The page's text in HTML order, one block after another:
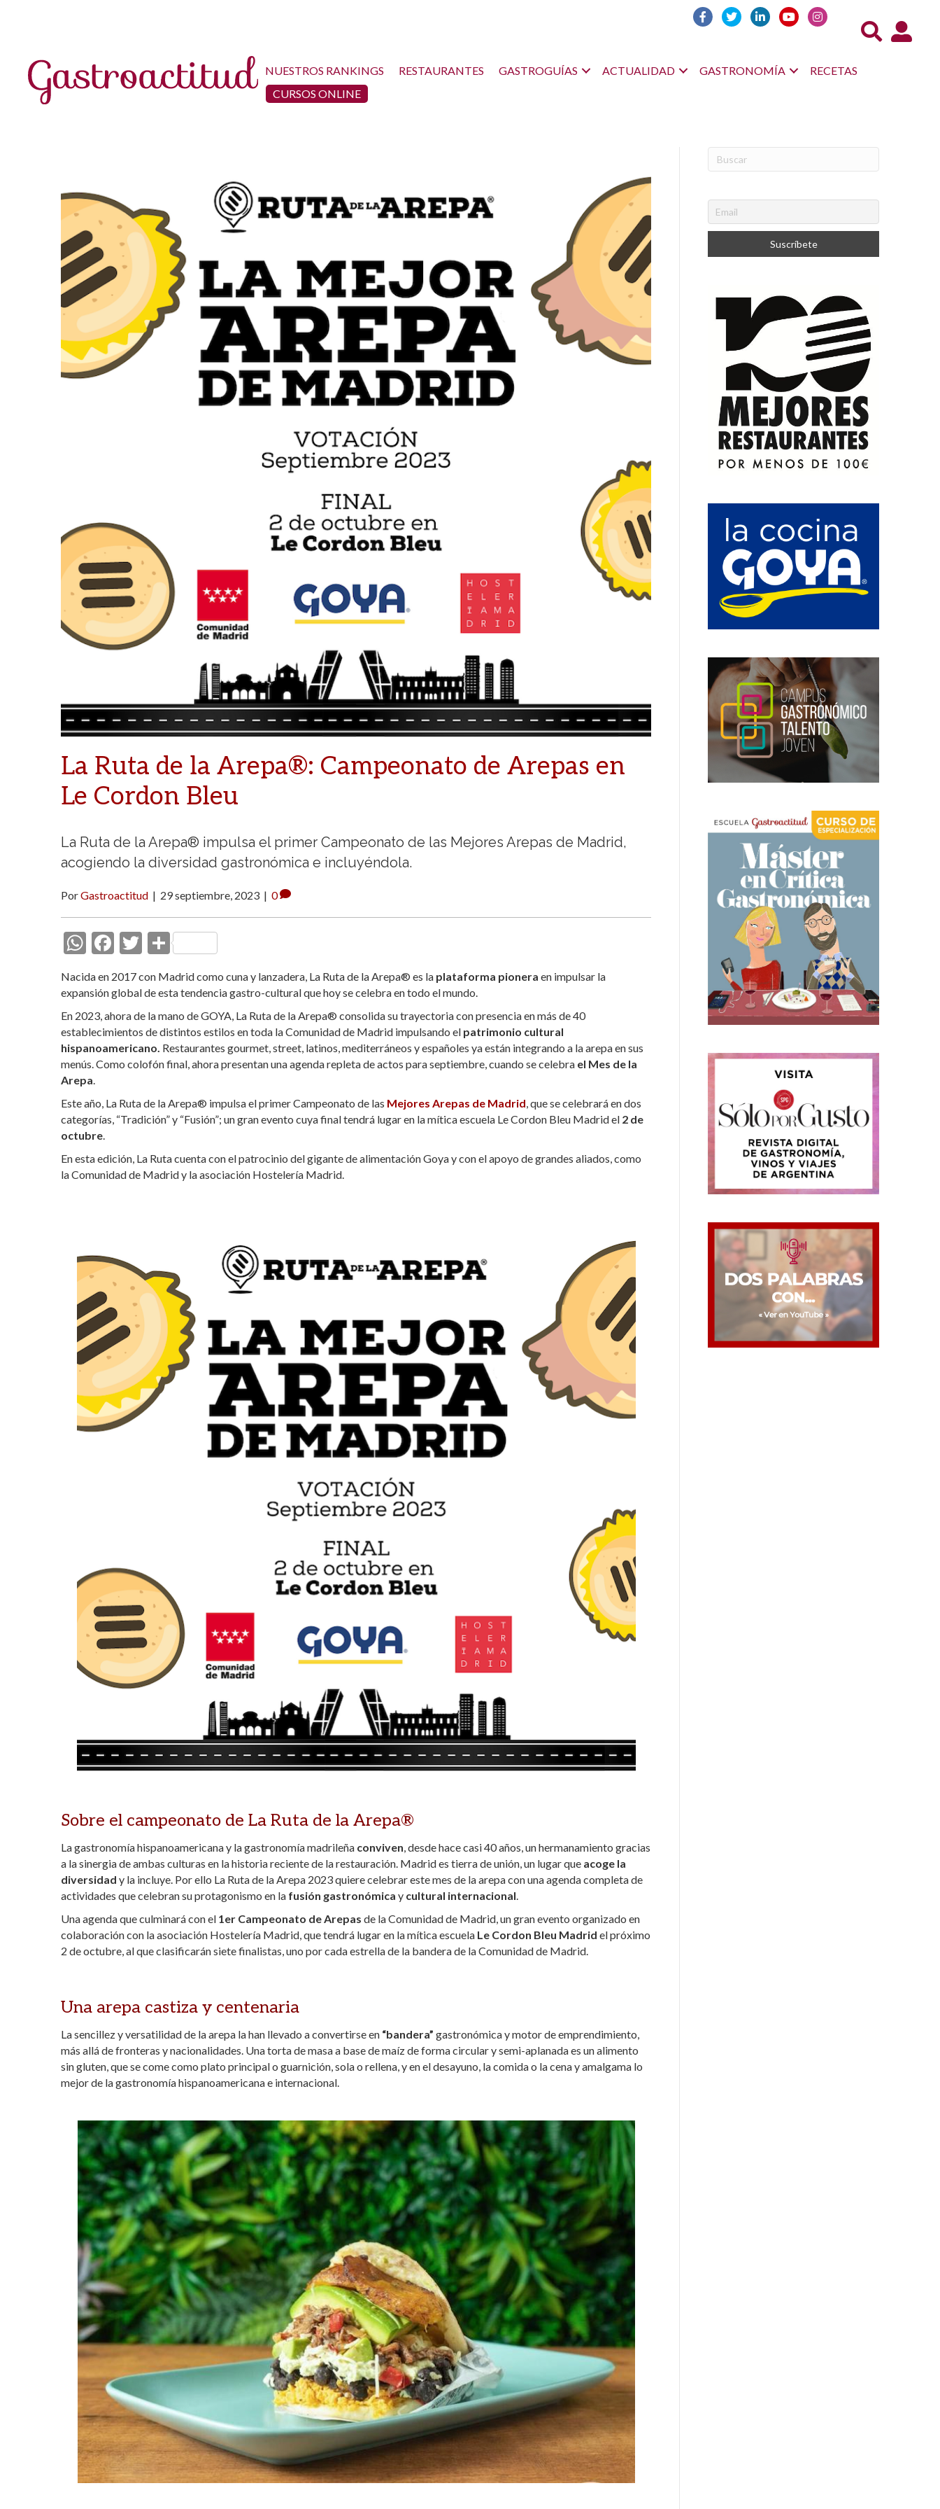
Acceso
NUESTROS RANKINGS RESTAURANTES GASTROGUÍAS ACTUALIDAD GASTRONOMÍA
RECETAS
CURSOS ONLINE
La Ruta de la Arepa®: Campeonato de Arepas en
Le Cordon Bleu
La Ruta de la Arepa® impulsa el primer Campeonato de las Mejores Arepas de Madrid,
acogiendo la diversidad gastronómica e incluyéndola.
PorGastroactitud | 29 septiembre, 2023 | 0
W
at
s
A
p
p
F
e
b
o
o
k
T
itt
er
C
m
p
ar
ti
r
Nacida en 2017 con Madrid como cuna y lanzadera, La Ruta de la Arepa® es la plataforma pionera en impulsar la
expansión global de esta tendencia gastro-cultural que hoy se celebra en todo el mundo.
En 2023, ahora de la mano de GOYA, La Ruta de la Arepa® consolida su trayectoria con presencia en más de 40
establecimientos de distintos estilos en toda la Comunidad de Madrid impulsando el patrimonio cultural
hispanoamericano. Restaurantes gourmet, street, latinos, mediterráneos y españoles ya están integrando a la arepa en sus
menús. Como colofón final, ahora presentan una agenda repleta de actos para septiembre, cuando se celebra el Mes de la
Arepa
Este año, La Ruta de la Arepa® impulsa el primer Campeonato de las Mejores Arepas de Madrid , que se celebrará en dos
categorías, “Tradición” y “Fusión”; un gran evento cuya final tendrá lugar en la mítica escuela Le Cordon Bleu Madrid el 2 de
octubre
En esta edición, La Ruta cuenta con el patrocinio del gigante de alimentación Goya y con el apoyo de grandes aliados, como
la Comunidad de Madrid y la asociación Hostelería Madrid.
Sobre el campeonato de La Ruta de la Arepa®
La gastronomía hispanoamericana y la gastronomía madrileña conviven , desde hace casi 40 años, un hermanamiento gracias
a la sinergia de ambas culturas en la historia reciente de la restauración. Madrid es tierra de unión, un lugar que acoge la
diversidad y la incluye. Por ello La Ruta de la Arepa 2023 quiere celebrar este mes de la arepa con una agenda completa de
actividades que celebran su protagonismo en la fusión gastronómica y cultural internacional
Una agenda que culminará con el 1er Campeonato de Arepas de la Comunidad de Madrid, un gran evento organizado en
colaboración con la asociación Hostelería Madrid, que tendrá lugar en la mítica escuela Le Cordon Bleu Madrid el próximo
2 de octubre, al que clasificarán siete finalistas, uno por cada estrella de la bandera de la Comunidad de Madrid.
Una arepa castiza y centenaria
La sencillez y versatilidad de la arepa la han llevado a convertirse en “bandera” gastronómica y motor de emprendimiento,
más allá de fronteras y nacionalidades. Una torta de masa a base de maíz de forma circular y semi-aplanada es un alimento
sin gluten, que se come como plato principal o guarnición, sola o rellena, y en el desayuno, la comida o la cena y amalgama lo
mejor de la gastronomía hispanoamericana e internacional.